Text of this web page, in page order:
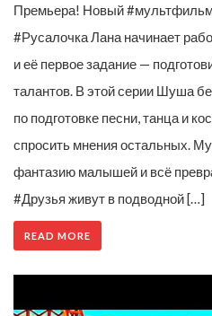
Премьера! Новый
#Русалочка Лана начинает
и её первое задание —
талантов. В этой серии Шуша
по подготовке песни, танца и
спросить мнения остальных.
фантазию малышей и всё
#Друзья живут в подводной […]
READ MORE